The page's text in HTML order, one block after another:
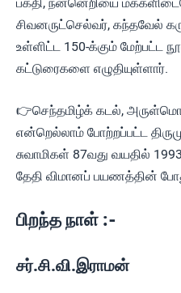
சிவனருட்செல்வர், கந்தவேல்
உள்ளிட்ட 150-க்கும் மேற்பட்ட
கட்டுரைகளை எழுதியுள்ளார்.
👉செந்தமிழ்க் கடல்,
என்றெல்லாம் போற்றப்பட்ட
சுவாமிகள் 87வது வயதில்
தேதி விமானப் பயணத்தின்
பிறந்த நாள் :-
சர்.சி.வி.இராமன்